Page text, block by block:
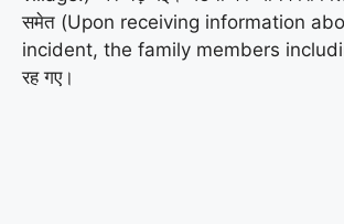
समेत (Upon receiving information
incident, the family members
रह गए।